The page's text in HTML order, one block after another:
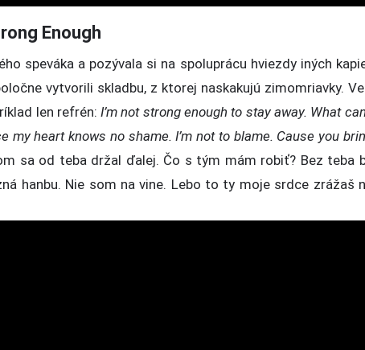
Enough
speváka a pozývala si na spoluprácu hviezdy iných
vytvorili skladbu, z ktorej naskakujú zimomriavky.
len refrén: I’m not strong enough to stay away. What
my heart knows no shame. I’m not to blame. Cause you
sa od teba držal ďalej. Čo s tým mám robiť? Bez teba
hanbu. Nie som na vine. Lebo to ty moje srdce zrážaš